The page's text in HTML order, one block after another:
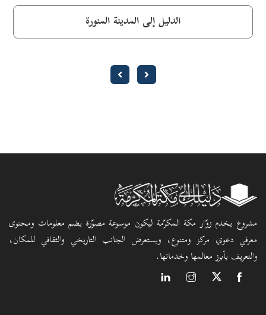
الدليل إلى المدينة المنورة
مشروع يخدم زوّار مكة المكرّمة ليكون موسوعة مصوّرة يضم معلومات ومحتوى
معرفي دعوي مركز ومتنوع، ويستعرض الجانب التاريخي والثقافي للمكان،
والتعريف بأبرز معالمها وخدماتها.